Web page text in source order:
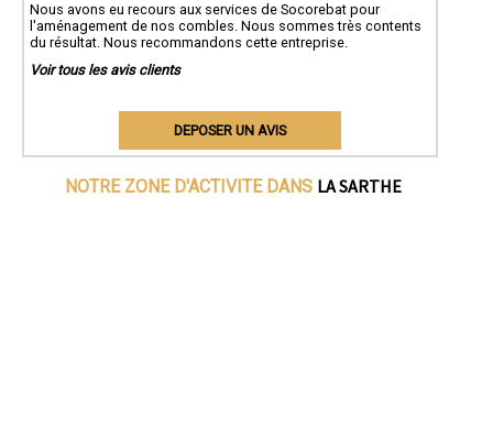
Nous avons eu recours aux services de Socorebat pour
l'aménagement de nos combles. Nous sommes très contents
du résultat. Nous recommandons cette entreprise.
Voir tous les avis clients
DEPOSER UN AVIS
NOTRE ZONE D'ACTIVITE DANS LA SARTHE